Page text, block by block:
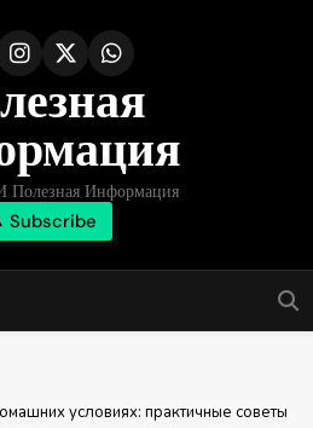
Полезная Информация
Subscribe
условиях: практичные советы